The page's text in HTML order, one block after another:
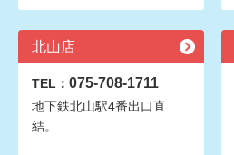
北山店
TEL： 075-708-1711
地下鉄北山駅4番出口直
結。